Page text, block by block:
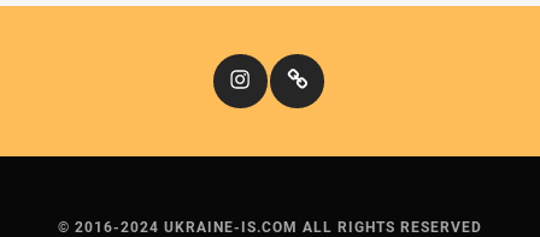
InstagramКіномандри
© 2016-2024 UKRAINE-IS.COM ALL RIGHTS RESERVED